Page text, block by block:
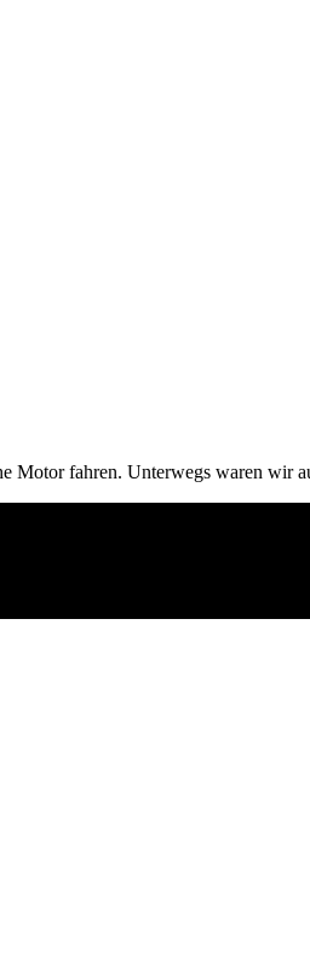
Motor fahren. Unterwegs waren wir